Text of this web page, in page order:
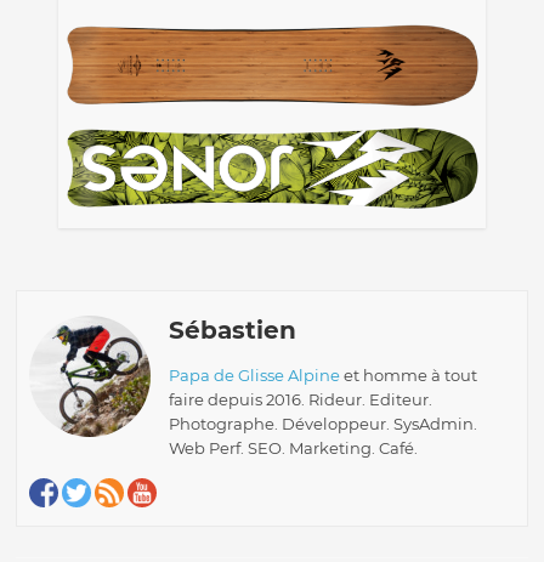
Sébastien
Papa de Glisse Alpineet homme à tout
faire depuis 2016. Rideur. Editeur.
Photographe. Développeur. SysAdmin.
Web Perf. SEO. Marketing. Café.